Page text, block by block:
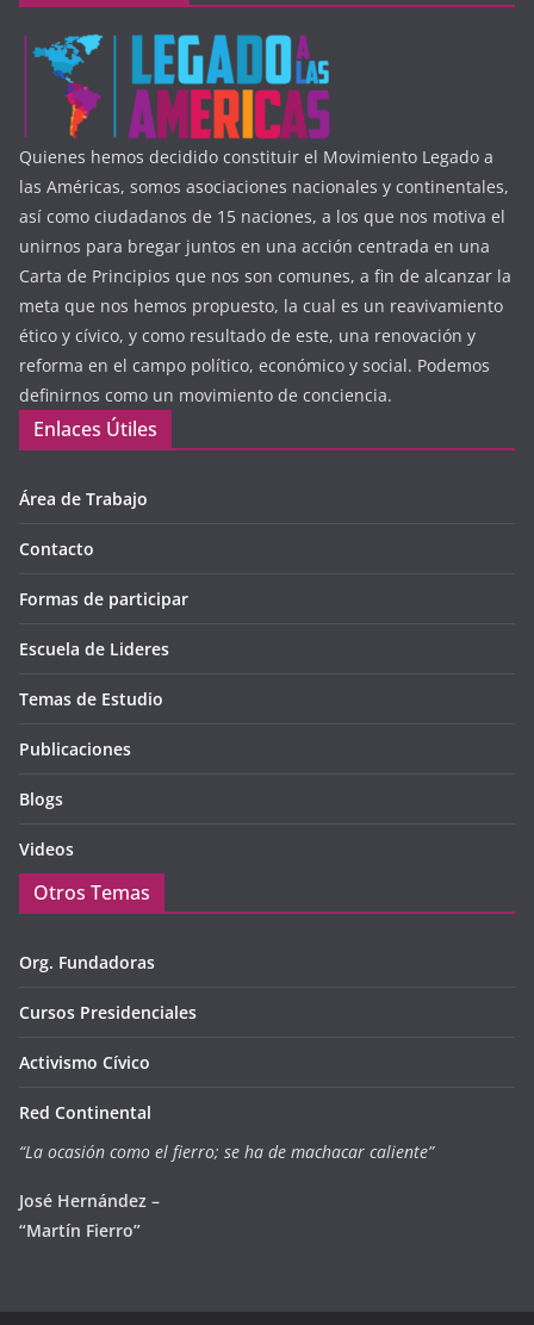
Quienes hemos decidido constituir el Movimiento Legado a
las Américas, somos asociaciones nacionales y continentales,
así como ciudadanos de 15 naciones, a los que nos motiva el
unirnos para bregar juntos en una acción centrada en una
Carta de Principios que nos son comunes, a fin de alcanzar la
meta que nos hemos propuesto, la cual es un reavivamiento
ético y cívico, y como resultado de este, una renovación y
reforma en el campo político, económico y social. Podemos
definirnos como un movimiento de conciencia.
Enlaces Útiles
Área de Trabajo
Contacto
Formas de participar
Escuela de Lideres
Temas de Estudio
Publicaciones
Blogs
Videos
Otros Temas
Org. Fundadoras
Cursos Presidenciales
Activismo Cívico
Red Continental
“La ocasión como el fierro; se ha de machacar caliente”
José Hernández –
“Martín Fierro”